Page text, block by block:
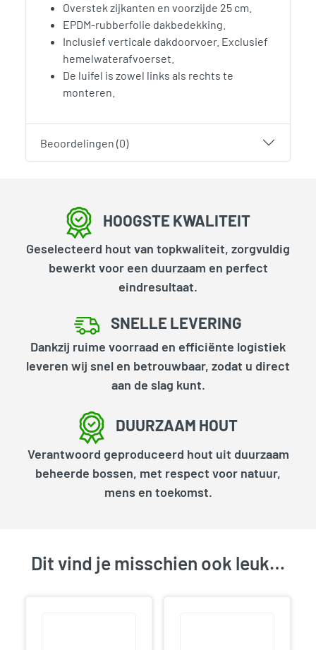
Overstek zijkanten en voorzijde 25 cm.
EPDM-rubberfolie dakbedekking.
Inclusief verticale dakdoorvoer. Exclusief
hemelwaterafvoerset.
De luifel is zowel links als rechts te
monteren.
Beoordelingen (0)
HOOGSTE KWALITEIT
Geselecteerd hout van topkwaliteit, zorgvuldig
bewerkt voor een duurzaam en perfect
eindresultaat.
SNELLE LEVERING
Dankzij ruime voorraad en efficiënte logistiek
leveren wij snel en betrouwbaar, zodat u direct
aan de slag kunt.
DUURZAAM HOUT
Verantwoord geproduceerd hout uit duurzaam
beheerde bossen, met respect voor natuur,
mens en toekomst.
Dit vind je misschien ook leuk…